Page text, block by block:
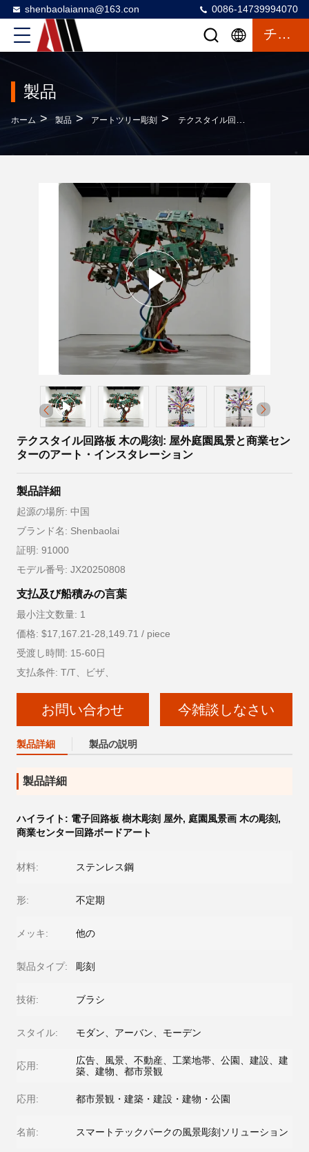
shenbaolaianna@163.con 0086-14739994070
チャットによるご相談
製品
ホーム > 製品 > アートツリー彫刻 > テクスタイル回路板 木の彫刻: 屋外庭園風景と商業センターのアート・インスタレーション
テクスタイル回路板 木の彫刻: 屋外庭園風景と商業セン
ターのアート・インスタレーション
製品詳細
起源の場所: 中国
ブランド名: Shenbaolai
証明: 91000
モデル番号: JX20250808
支払及び船積みの言葉
最小注文数量: 1
価格: $17,167.21-28,149.71 / piece
受渡し時間: 15-60日
支払条件: T/T、ビザ、
お問い合わせ 今雑談しなさい
製品詳細 製品の説明
製品詳細
ハイライト: 電子回路板 樹木彫刻 屋外, 庭園風景画 木の彫刻 ,
商業センター回路ボードアート
材料: ステンレス鋼
形: 不定期
メッキ: 他の
製品タイプ: 彫刻
技術: ブラシ
スタイル: モダン、アーバン、モーデン
応用:
広告、風景、不動産、工業地帯、公園、建設、建
築、建物、都市景観
応用: 都市景観・建築・建設・建物・公園
名前: スマートテックパークの風景彫刻ソリューション